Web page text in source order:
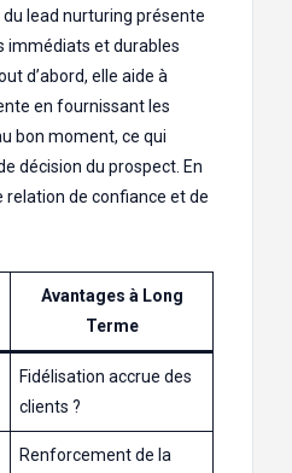
lead nurturing présente
immédiats et durables
d’abord, elle aide à
en fournissant les
bon moment, ce qui
décision du prospect. En
relation de confiance et de
Avantages à Long
Terme
Fidélisation accrue des
clients ?
Renforcement de la